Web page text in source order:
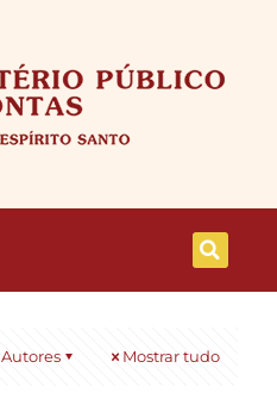
Autores Mostrar tudo